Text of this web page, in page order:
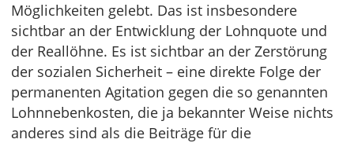
Möglichkeiten gelebt. Das ist insbesondere
sichtbar an der Entwicklung der Lohnquote und
der Reallöhne. Es ist sichtbar an der Zerstörung
der sozialen Sicherheit – eine direkte Folge der
permanenten Agitation gegen die so genannten
Lohnnebenkosten, die ja bekannter Weise nichts
anderes sind als die Beiträge für die